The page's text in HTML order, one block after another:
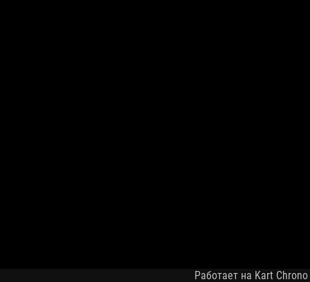
Работает на Kart Chrono